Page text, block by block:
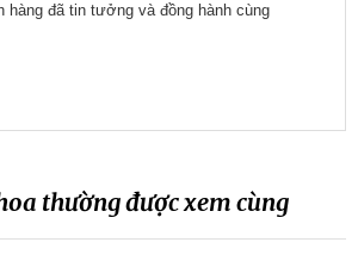
hàng đã tin tưởng và đồng hành cùng
thường được xem cùng